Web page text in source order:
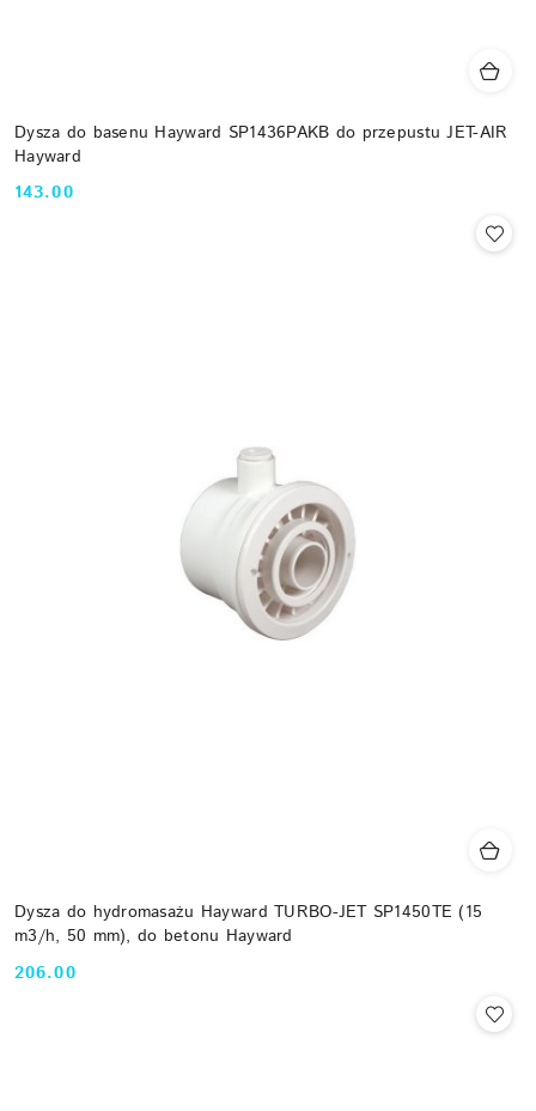
Dysza do basenu Hayward SP1436PAKB do przepustu JET-AIR
Hayward
Cena:
143.00
Dysza do hydromasażu Hayward TURBO-JET SP1450TE (15
m3/h, 50 mm), do betonu Hayward
Cena:
206.00